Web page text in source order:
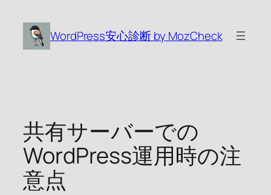
WordPress安心診断 by MozCheck
共有サーバーでの
WordPress運用時の注
意点